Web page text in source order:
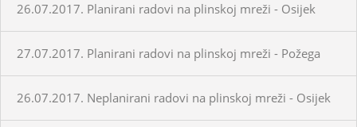
26.07.2017. Planirani radovi na plinskoj mreži - Osijek
27.07.2017. Planirani radovi na plinskoj mreži - Požega
26.07.2017. Neplanirani radovi na plinskoj mreži - Osijek